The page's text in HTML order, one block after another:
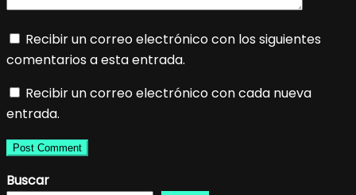
Recibir un correo electrónico con los siguientes
comentarios a esta entrada.
Recibir un correo electrónico con cada nueva
entrada.
Buscar